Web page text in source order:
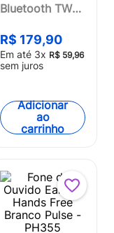
Bluetooth TWS
Pulse - PH440
R$ 179,90
Em até 3x R$ 59,96
sem juros
Adicionar
ao
carrinho